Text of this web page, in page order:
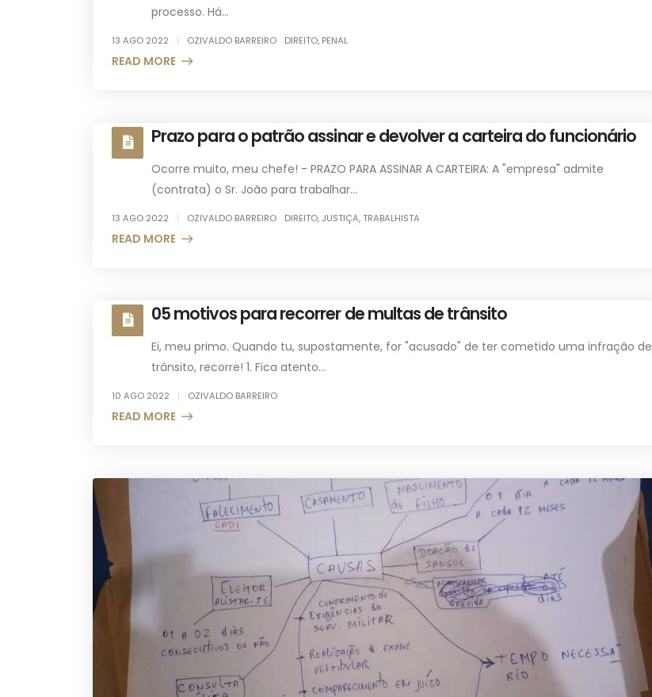
processo. Há...
13 AGO 2022 OZIVALDO BARREIRO DIREITO, PENAL
READ MORE +
Prazo para o patrão assinar e devolver a carteira do funcionário
Ocorre muito, meu chefe! - PRAZO PARA ASSINAR A CARTEIRA: A "empresa" admite
(contrata) o Sr. João para trabalhar...
13 AGO 2022 OZIVALDO BARREIRO DIREITO,JUSTIÇA,TRABALHISTA
READ MORE +
05 motivos para recorrer de multas de trânsito
Ei, meu primo. Quando tu, supostamente, for "acusado" de ter cometido uma infração de
trânsito, recorre! 1. Fica atento...
10 AGO 2022 OZIVALDO BARREIRO
READ MORE +